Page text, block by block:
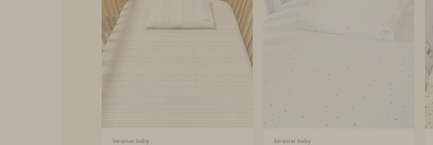
biramar baby biramar baby